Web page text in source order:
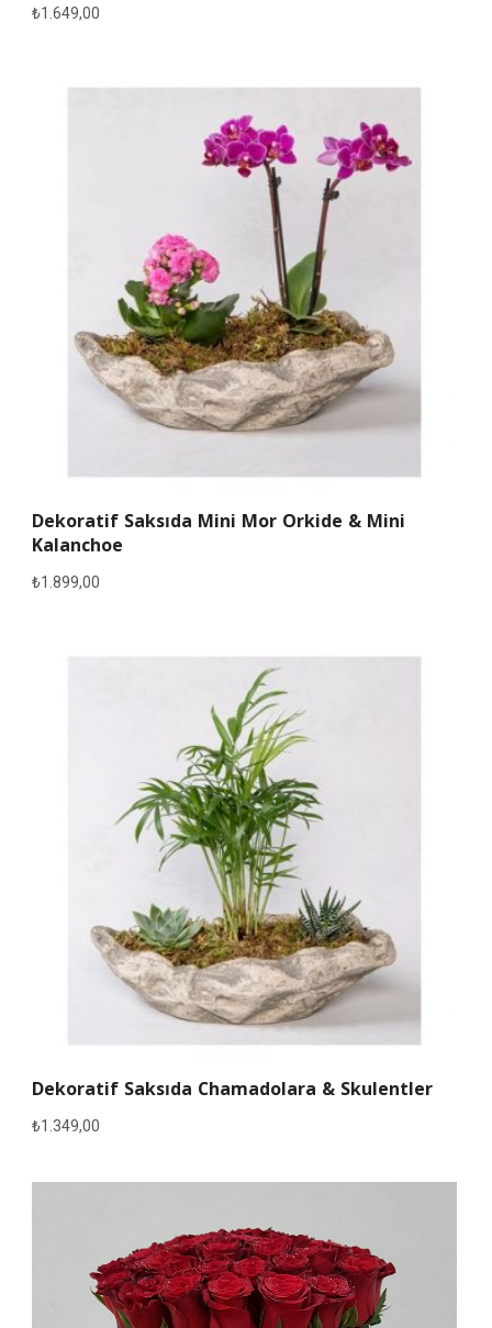
₺1.649,00
Dekoratif Saksıda Mini Mor Orkide & Mini
Kalanchoe
₺1.899,00
Dekoratif Saksıda Chamadolara & Skulentler
₺1.349,00